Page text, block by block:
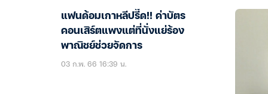
แฟนด้อมเกาหลีปรี๊ด!! ค่าบัตร
คอนเสิร์ตแพงแต่ที่นั่งแย่ร้อง
พาณิชย์ช่วยจัดการ
03 ก.พ. 66 16:39 น.